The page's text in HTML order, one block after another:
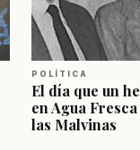
POLÍTICA
El día que un
en Agua
las Malvinas